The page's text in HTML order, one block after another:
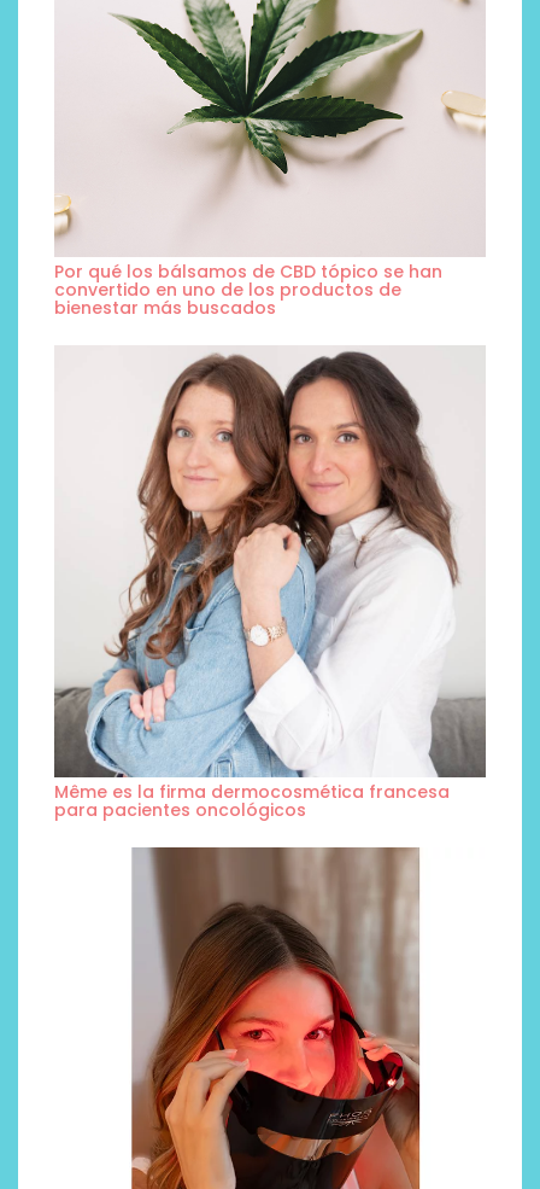
Por qué los bálsamos de CBD tópico se han
convertido en uno de los productos de
bienestar más buscados
Même es la firma dermocosmética francesa
para pacientes oncológicos